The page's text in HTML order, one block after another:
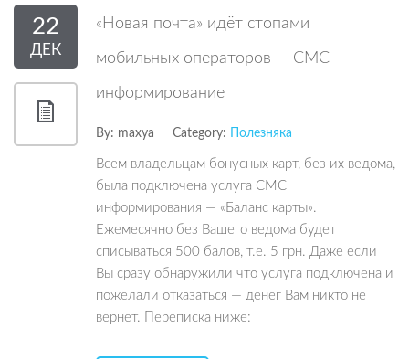
22
ДЕК
«Новая почта» идёт стопами
мобильных операторов — СМС
информирование
By: maxya Category: Полезняка
Всем владельцам бонусных карт, без их ведома,
была подключена услуга СМС
информирования — «Баланс карты».
Ежемесячно без Вашего ведома будет
списываться 500 балов, т.е. 5 грн. Даже если
Вы сразу обнаружили что услуга подключена и
пожелали отказаться — денег Вам никто не
вернет. Переписка ниже: